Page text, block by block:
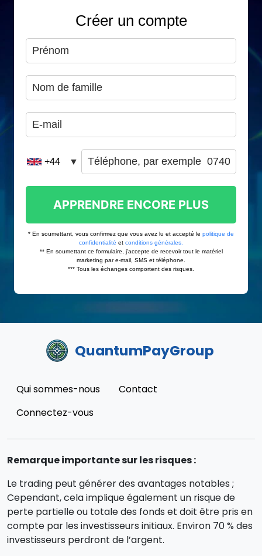
QuantumPayGroup
Qui sommes-nous
Contact
Connectez-vous
Remarque importante sur les risques :
Le trading peut générer des avantages notables ;
Cependant, cela implique également un risque de
perte partielle ou totale des fonds et doit être pris en
compte par les investisseurs initiaux. Environ 70 % des
investisseurs perdront de l’argent.